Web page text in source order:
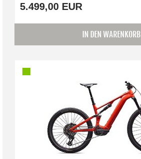
5.499,00 EUR
IN DEN WARENKORB